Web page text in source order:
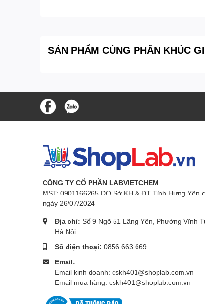
SẢN PHẨM CÙNG PHÂN KHÚC
CÔNG TY CỔ PHẦN LABVIETCHEM
MST: 0901166265 DO Sở KH & ĐT Tỉnh Hưng Yên
ngày 26/07/2024
Địa chỉ: Số 9 Ngõ 51 Lãng Yên, Phường Vĩnh
Hà Nội
Số điện thoại: 0856 663 669
Email:
Email kinh doanh: cskh401@shoplab.com.vn
Email mua hàng: cskh401@shoplab.com.vn